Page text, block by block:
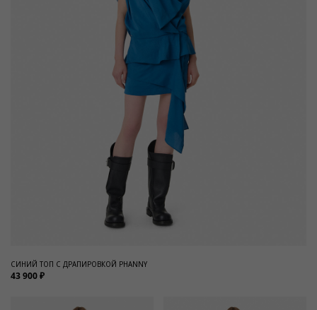
СИНИЙ ТОП С ДРАПИРОВКОЙ PHANNY
43 900 ₽